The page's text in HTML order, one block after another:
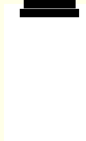
Ликбез от Бабая